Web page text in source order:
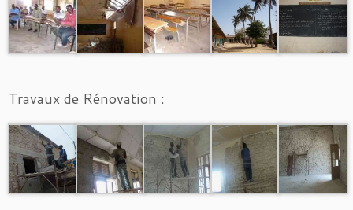
Travaux de Rénovation :